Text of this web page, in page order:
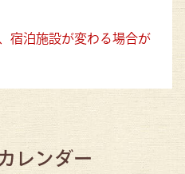
宿泊施設が変わる場合が
レンダー